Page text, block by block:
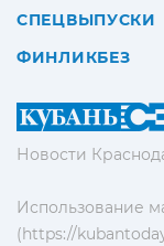
Новости
Использование
(https://
СПЕЦВЫПУСКИ
ФИНЛИКБЕЗ